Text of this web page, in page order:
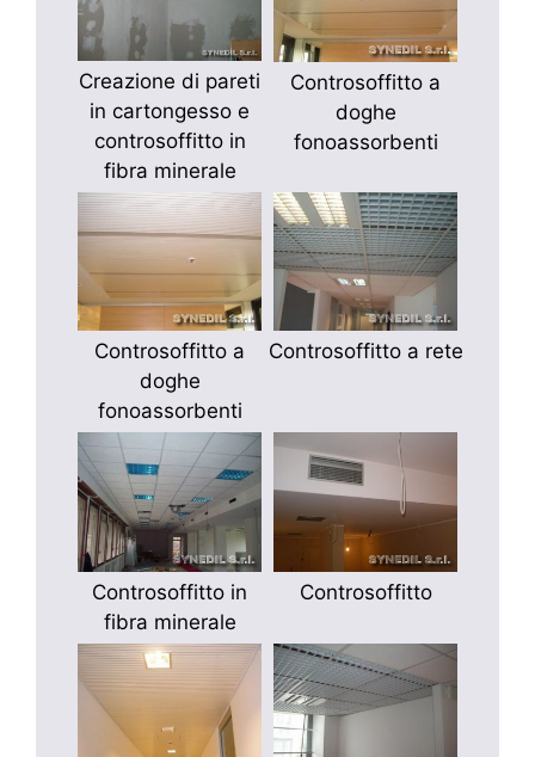
Creazione di pareti
in cartongesso e
controsoffitto in
fibra minerale
Controsoffitto a
doghe
fonoassorbenti
Controsoffitto a
doghe
fonoassorbenti
Controsoffitto a rete
Controsoffitto in
fibra minerale
Controsoffitto